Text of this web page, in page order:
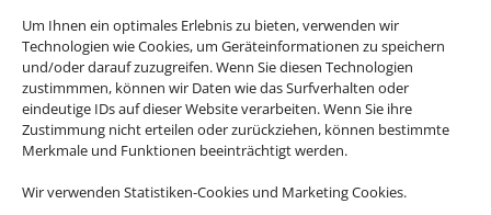
Um Ihnen ein optimales Erlebnis zu bieten, verwenden wir
Technologien wie Cookies, um Geräteinformationen zu speichern
und/oder darauf zuzugreifen. Wenn Sie diesen Technologien
zustimmmen, können wir Daten wie das Surfverhalten oder
eindeutige IDs auf dieser Website verarbeiten. Wenn Sie ihre
Zustimmung nicht erteilen oder zurückziehen, können bestimmte
Merkmale und Funktionen beeinträchtigt werden.
Wir verwenden Statistiken-Cookies und Marketing Cookies.
Rechtliche Informationen
Impressum Datenschutzerklärung
AGB Kontakt